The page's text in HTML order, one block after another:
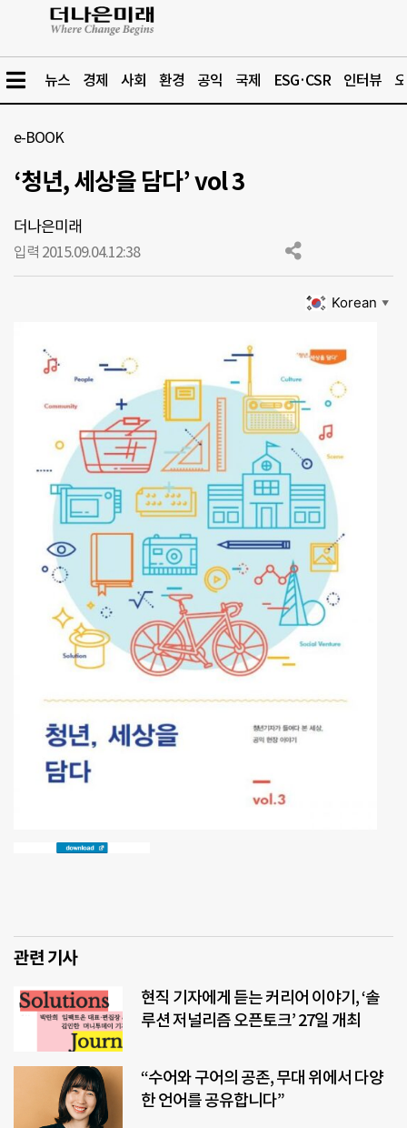
뉴스 경제 사회 환경 공익 국제 ESG·CSR 인터뷰
e-BOOK
‘청년, 세상을 담다’ vol 3
더나은미래
입력 2015.09.04.12:38
Korean ▼
관련 기사
현직 기자에게 듣는 커리어 이야기, ‘솔
루션 저널리즘 오픈토크’ 27일 개최
“수어와 구어의 공존, 무대 위에서 다양
한 언어를 공유합니다”